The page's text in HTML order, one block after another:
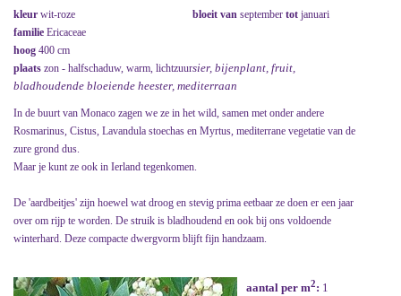
kleur wit-roze bloeit van september tot januari
familie Ericaceae
hoog 400 cm
plaats zon - halfschaduw, warm, lichtzuursier, bijenplant, fruit,
bladhoudende bloeiende heester, mediterraan
In de buurt van Monaco zagen we ze in het wild, samen met onder andere
Rosmarinus, Cistus, Lavandula stoechas en Myrtus, mediterrane vegetatie van de
zure grond dus.
Maar je kunt ze ook in Ierland tegenkomen.
De 'aardbeitjes' zijn hoewel wat droog en stevig prima eetbaar ze doen er een jaar
over om rijp te worden. De struik is bladhoudend en ook bij ons voldoende
winterhard. Deze compacte dwergvorm blijft fijn handzaam.
aantal per m2: 1